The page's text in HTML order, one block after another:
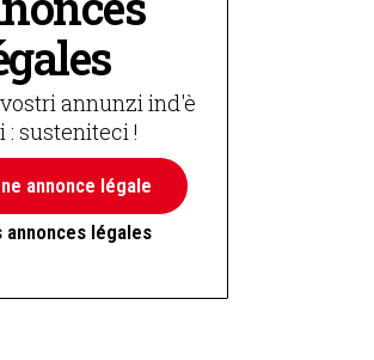
annunzi ind'è
susteniteci !
annonce légale
annonces légales